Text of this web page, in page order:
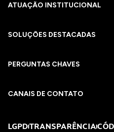
ATUAÇÃO INSTITUCIONAL
SOLUÇÕES DESTACADAS
PERGUNTAS CHAVES​
CANAIS DE CONTATO
LGPDTRANSPARÊNCIA